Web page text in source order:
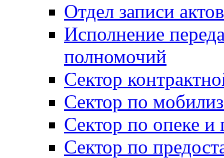
Отдел записи
Исполнение
полномочий
Сектор
Сектор по
Сектор по опеке и
Сектор по